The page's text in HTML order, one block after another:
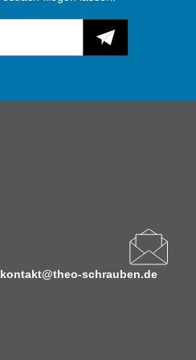
kontakt@theo-schrauben.de